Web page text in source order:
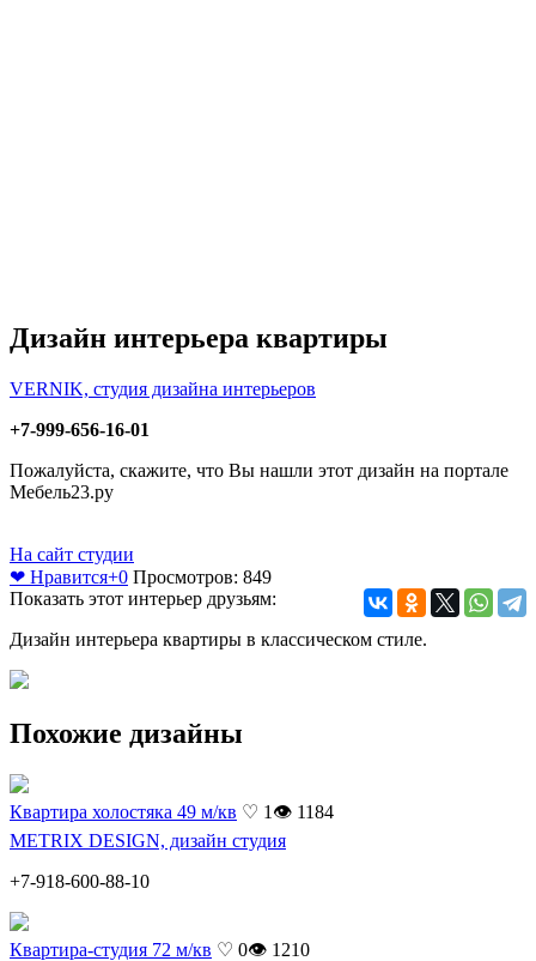
Дизайн интерьера квартиры
VERNIK, студия дизайна интерьеров
+7-999-656-16-01
Пожалуйста, скажите, что Вы нашли этот дизайн на портале
Мебель23.ру
На сайт студии
❤ Нравится+0 Просмотров: 849
Показать этот интерьер друзьям:
Дизайн интерьера квартиры в классическом стиле.
Похожие дизайны
Квартира холостяка 49 м/кв ♡ 1 👁 1184
METRIX DESIGN, дизайн студия
+7-918-600-88-10
Квартира-студия 72 м/кв ♡ 0👁 1210